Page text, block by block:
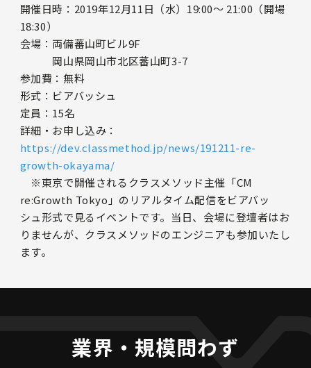
開催日時：2019年12月11日（水）19:00～ 21:00（開場
18:30）
会場：両備蕃山町ビル9F
岡山県岡山市北区蕃山町3-7
参加費：無料
形式：ビアバッシュ
定員：15名
詳細・お申し込み：
https://dev.classmethod.jp/news/191211-re-
growth-okayama/
※東京で開催されるクラスメソッド主催「CM
re:Growth Tokyo」のリアルタイム配信をビアバッ
シュ形式で見るイベントです。当日、会場に登壇者はお
りませんが、クラスメソッドのエンジニアも参加いたし
ます。
業界・規模問わず